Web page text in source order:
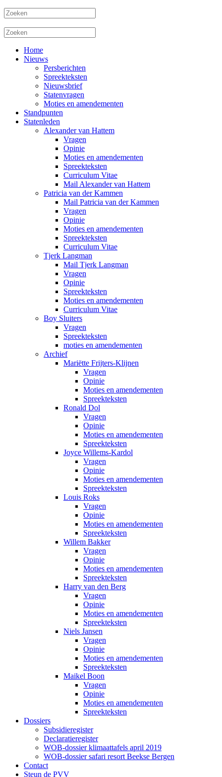
Home
Nieuws
Persberichten
Spreekteksten
Nieuwsbrief
Statenvragen
Moties en amendementen
Standpunten
Statenleden
Alexander van Hattem
Vragen
Opinie
Moties en amendementen
Spreekteksten
Curriculum Vitae
Mail Alexander van Hattem
Patricia van der Kammen
Mail Patricia van der Kammen
Vragen
Opinie
Moties en amendementen
Spreekteksten
Curriculum Vitae
Tjerk Langman
Mail Tjerk Langman
Vragen
Opinie
Spreekteksten
Moties en amendementen
Curriculum Vitae
Boy Sluiters
Vragen
Spreekteksten
moties en amendementen
Archief
Mariëtte Frijters-Klijnen
Vragen
Opinie
Moties en amendementen
Spreekteksten
Ronald Dol
Vragen
Opinie
Moties en amendementen
Spreekteksten
Joyce Willems-Kardol
Vragen
Opinie
Moties en amendementen
Spreekteksten
Louis Roks
Vragen
Opinie
Moties en amendementen
Spreekteksten
Willem Bakker
Vragen
Opinie
Moties en amendementen
Spreekteksten
Harry van den Berg
Vragen
Opinie
Moties en amendementen
Spreekteksten
Niels Jansen
Vragen
Opinie
Moties en amendementen
Spreekteksten
Maikel Boon
Vragen
Opinie
Moties en amendementen
Spreekteksten
Dossiers
Subsidieregister
Declaratieregister
WOB-dossier klimaattafels april 2019
WOB-dossier safari resort Beekse Bergen
Contact
Steun de PVV